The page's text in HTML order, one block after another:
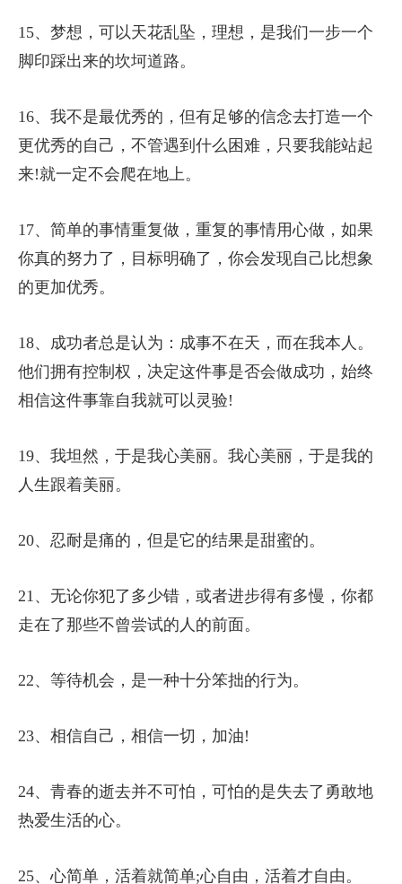
15、梦想，可以天花乱坠，理想，是我们一步一个
脚印踩出来的坎坷道路。
16、我不是最优秀的，但有足够的信念去打造一个
更优秀的自己，不管遇到什么困难，只要我能站起
来!就一定不会爬在地上。
17、简单的事情重复做，重复的事情用心做，如果
你真的努力了，目标明确了，你会发现自己比想象
的更加优秀。
18、成功者总是认为：成事不在天，而在我本人。
他们拥有控制权，决定这件事是否会做成功，始终
相信这件事靠自我就可以灵验!
19、我坦然，于是我心美丽。我心美丽，于是我的
人生跟着美丽。
20、忍耐是痛的，但是它的结果是甜蜜的。
21、无论你犯了多少错，或者进步得有多慢，你都
走在了那些不曾尝试的人的前面。
22、等待机会，是一种十分笨拙的行为。
23、相信自己，相信一切，加油!
24、青春的逝去并不可怕，可怕的是失去了勇敢地
热爱生活的心。
25、心简单，活着就简单;心自由，活着才自由。